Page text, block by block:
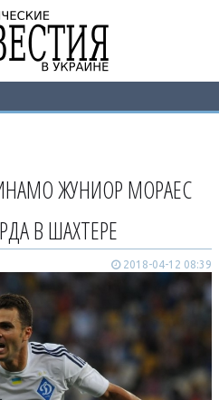
ЖУНИОР МОРАЕС
В ШАХТЕРЕ
2018-04-12 08:39